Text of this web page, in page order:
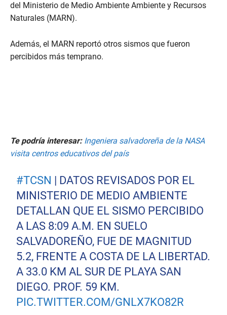
del Ministerio de Medio Ambiente Ambiente y Recursos
Naturales (MARN).
Además, el MARN reportó otros sismos que fueron
percibidos más temprano.
Te podría interesar: Ingeniera salvadoreña de la NASA
visita centros educativos del país
#TCSN | DATOS REVISADOS POR EL
MINISTERIO DE MEDIO AMBIENTE
DETALLAN QUE EL SISMO PERCIBIDO
A LAS 8:09 A.M. EN SUELO
SALVADOREÑO, FUE DE MAGNITUD
5.2, FRENTE A COSTA DE LA LIBERTAD.
A 33.0 KM AL SUR DE PLAYA SAN
DIEGO. PROF. 59 KM.
PIC.TWITTER.COM/GNLX7KO82R